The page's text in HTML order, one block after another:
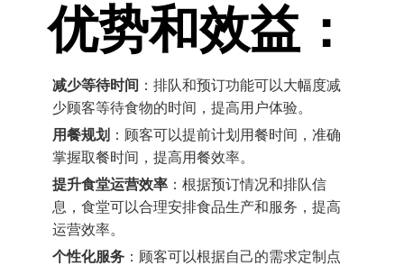
优势和效益：
减少等待时间 ：排队和预订功能可以大幅度减
少顾客等待食物的时间，提高用户体验。
用餐规划 ：顾客可以提前计划用餐时间，准确
掌握取餐时间，提高用餐效率。
提升食堂运营效率：根据预订情况和排队信
息，食堂可以合理安排食品生产和服务，提高
运营效率。
个性化服务：顾客可以根据自己的需求定制点